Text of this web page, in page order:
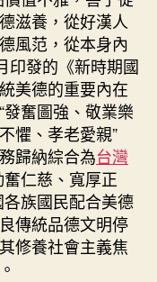
滋養，從好漢人
風范，從本身內
印發的《新時期國
美德的重要內在
奮圖強、敬業樂
懼、孝老愛親”
歸納綜合為台灣
仁慈、寬厚正
族國民配合美德
傳統品德文明停
修養社會主義焦